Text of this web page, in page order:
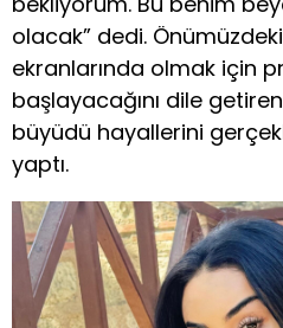
olacak” dedi.
ekranlarında olmak için
başlayacağını dile
büyüdü hayallerini
yaptı.